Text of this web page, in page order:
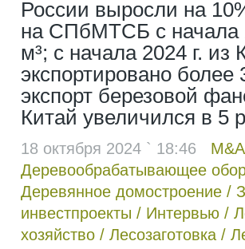
России выросли на
на СПбМТСБ с начала
м³; с начала 2024 г. из
экспортировано
экспорт березовой
Китай увеличился в 5
18 октября 2024 ` 18:46 M&A
Деревообрабатывающее
Деревянное домостроение /
инвестпроекты / Интервью /
хозяйство / Лесозаготовка /